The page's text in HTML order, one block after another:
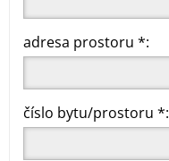
adresa prostoru *:
číslo bytu/prostoru *: